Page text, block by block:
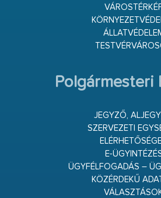
Polgármesteri
JEGYZŐ,
SZERVEZETI
E-
ÜGYFÉLFOGADÁS –
KÖZÉRDEKŰ